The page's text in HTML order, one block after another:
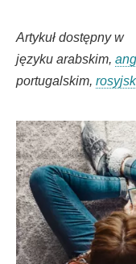
Artykuł dostępny w
języku arabskim,
portugalskim,